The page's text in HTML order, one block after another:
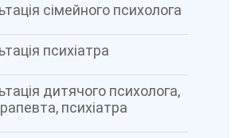
сімейного психолога
психіатра
дитячого психолога,
психіатра